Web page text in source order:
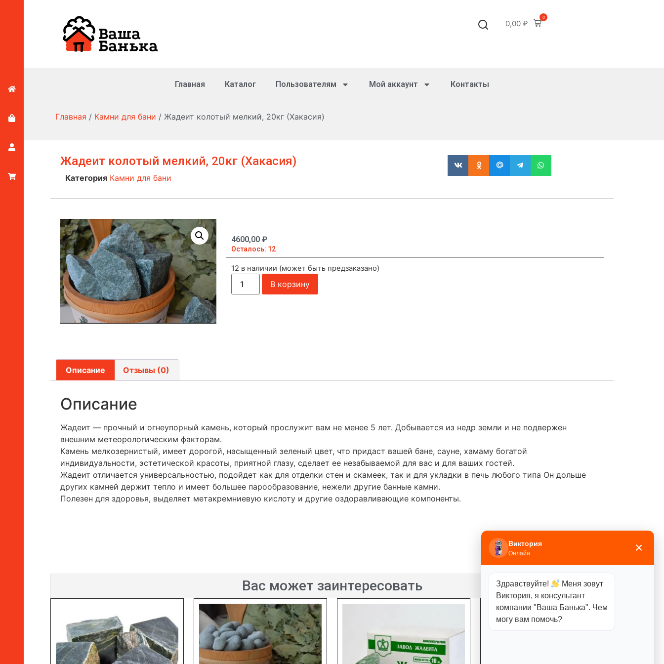
0,00 ₽
0
Главная Каталог Пользователям Мой аккаунт Контакты
Главная / Камни для бани / Жадеит колотый мелкий, 20кг (Хакасия)
Жадеит колотый мелкий, 20кг (Хакасия)
Категория Камни для бани
4600,00 ₽
Осталось: 12
12 в наличии (может быть предзаказано)
В корзину
Описание Отзывы (0)
Описание
Жадеит — прочный и огнеупорный камень, который прослужит вам не менее 5 лет. Добывается из недр земли и не подвержен
внешним метеорологическим факторам.
Камень мелкозернистый, имеет дорогой, насыщенный зеленый цвет, что придаст вашей бане, сауне, хамаму богатой
индивидуальности, эстетической красоты, приятной глазу, сделает ее незабываемой для вас и для ваших гостей.
Жадеит отличается универсальностью, подойдет как для отделки стен и скамеек, так и для укладки в печь любого типа Он дольше
других камней держит тепло и имеет большее парообразование, нежели другие банные камни.
Полезен для здоровья, выделяет метакремниевую кислоту и другие оздоравливающие компоненты.
Вас может заинтересовать
Виктория
Онлайн ×
Здравствуйте!
Меня зовут
Виктория, я консультант
компании "Ваша Банька". Чем
могу вам помочь?